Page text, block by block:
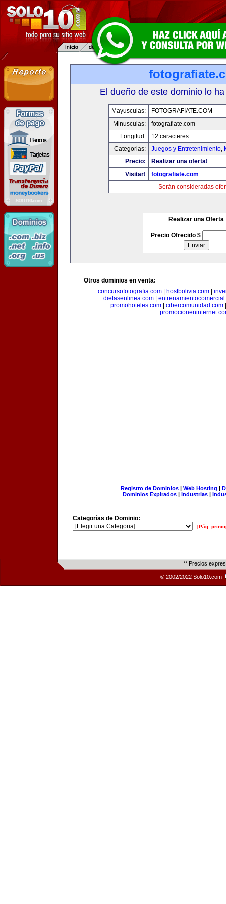
El dueño de este dominio lo
Mayusculas:
FOTOGRAFIATE.COM
Minusculas:
fotografiate.com
Longitud:
12 caracteres
Categorias:
Juegos y Entretenimiento,
Precio:
Realizar una oferta!
Visitar!
fotografiate.com
Serán consideradas
Realizar una Oferta
Precio Ofrecido $
Otros dominios en venta:
concursofotografia.com| hostbolivia.com|
dietasenlinea.com|
promohoteles.com
cibercomunidad.com
Registro de Dominios| Web Hosting |
Dominios Expirados | Industrias |
Categorías de Dominio:
[Pág.
** Precios
© 2002/2022 Solo10.com